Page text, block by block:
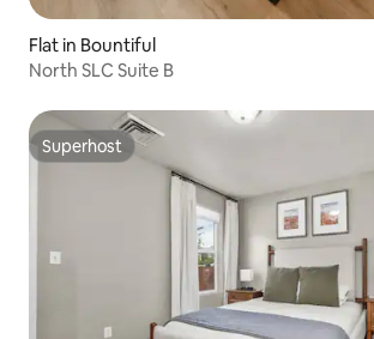
Flat in Bountiful
North SLC Suite B
Superhost
Superhost